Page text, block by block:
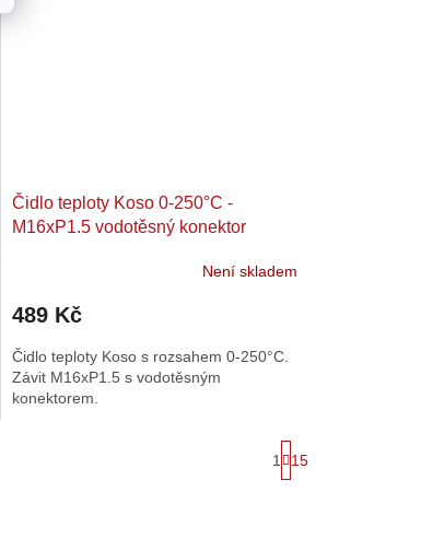
Čidlo teploty Koso 0-250°C -
M16xP1.5 vodotěsný konektor
Není skladem
489 Kč
Čidlo teploty Koso s rozsahem 0-250°C.
Závit M16xP1.5 s vodotěsným
konektorem.
t
r
1 15